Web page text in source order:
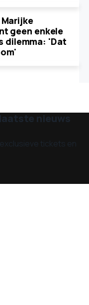
geen enkele
dilemma: 'Dat
nieuws
tickets en